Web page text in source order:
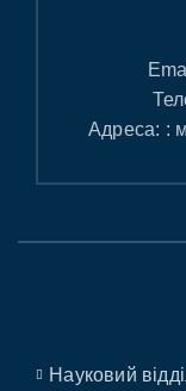
Адреса: :
Науковий